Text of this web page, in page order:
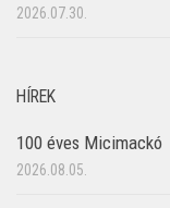
2026.07.30.
HÍREK
100 éves Micimackó
2026.08.05.